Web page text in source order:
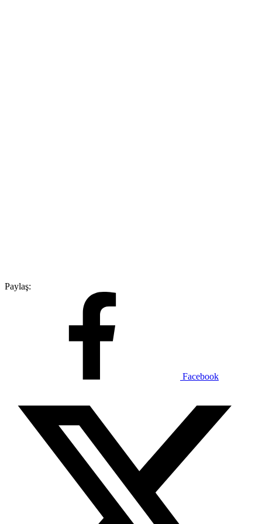
Paylaş:
Facebook